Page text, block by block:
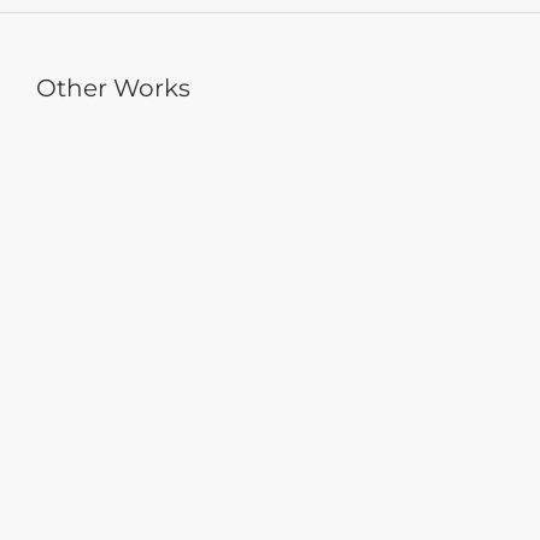
Other Works